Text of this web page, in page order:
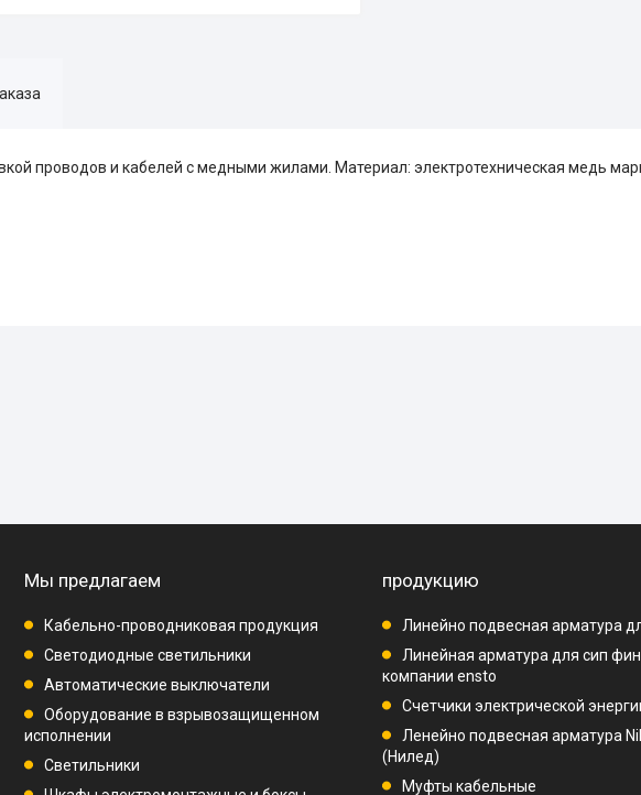
проводов и кабелей с медными жилами. Материал: электротехническая медь
Мы предлагаем
Кабельно-проводниковая продукция
Светодиодные светильники
Автоматические выключатели
Оборудование в взрывозащищенном
исполнении
Светильники
продукцию
Линейно подвесная арматура
Линейная арматура для сип
компании ensto
Счетчики электрической
Ленейно подвесная арматура
(Нилед)
Муфты кабельные